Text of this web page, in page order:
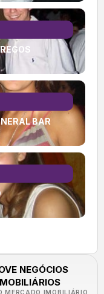
BAR
NEGÓCIOS
MERCADO IMOBILIÁRIO